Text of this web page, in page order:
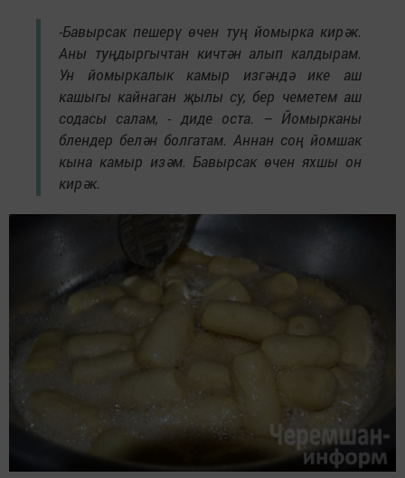
-Бавырсак пешерү өчен туң йомырка кирәк.
Аны туңдыргычтан кичтән алып калдырам.
Ун йомыркалык камыр изгәндә ике аш
кашыгы кайнаган җылы су, бер чеметем аш
содасы салам, - диде оста. – Йомырканы
блендер белән болгатам. Аннан соң йомшак
кына камыр изәм. Бавырсак өчен яхшы он
кирәк.